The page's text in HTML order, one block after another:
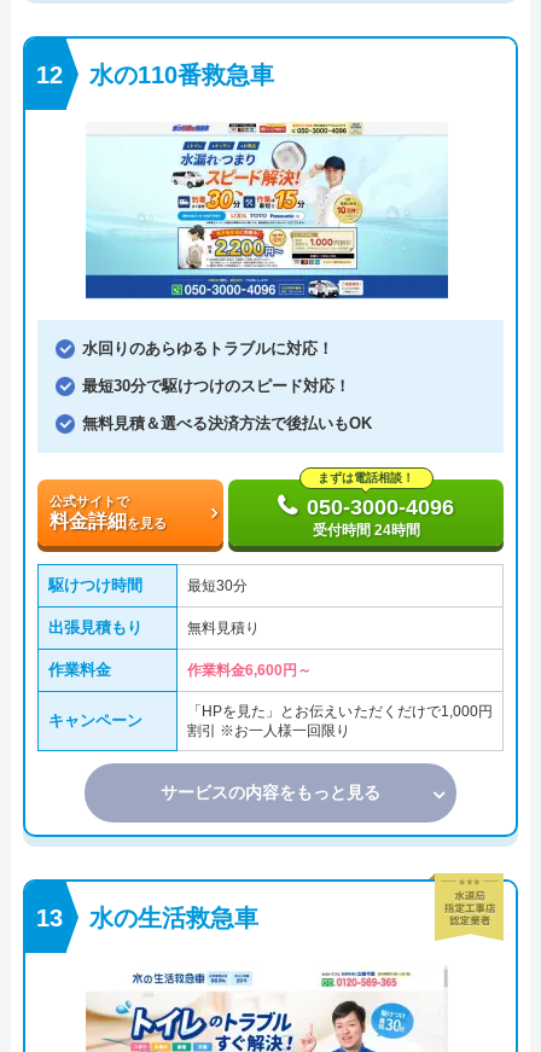
水の110番救急車
水回りのあらゆるトラブルに対応！
最短30分で駆けつけのスピード対応！
無料見積＆選べる決済方法で後払いもOK
公式サイトで
料金詳細を見る
まずは電話相談！
050-3000-4096
受付時間 24時間
駆けつけ時間 最短30分
出張見積もり 無料見積り
作業料金 作業料金6,600円～
キャンペーン
「HPを見た」とお伝えいただくだけで1,000円
割引 ※お一人様一回限り
サービスの内容をもっと見る
水の生活救急車